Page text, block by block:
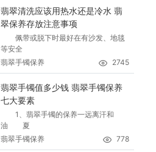
翡翠清洗应该用热水还是冷水 翡
翠保养存放注意事项
佩带或脱下时最好在有沙发、地毯
等安全
翡翠手镯保养
2745
翡翠手镯值多少钱 翡翠手镯保养
七大要素
1、翡翠手镯的保养一远离汗和
油 夏
翡翠手镯保养
778